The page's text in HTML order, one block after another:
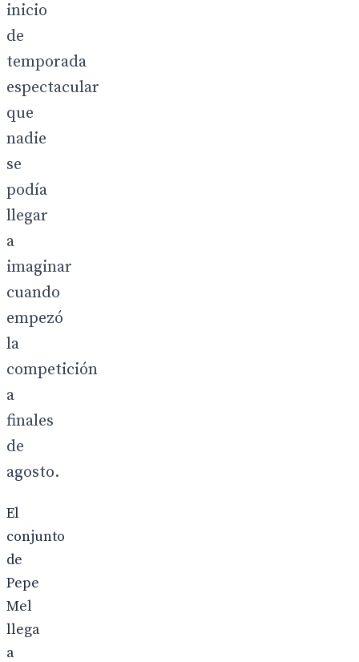
inicio
de
temporada
espectacular
que
nadie
se
podía
llegar
a
imaginar
cuando
empezó
la
competición
a
finales
de
agosto.
El
conjunto
de
Pepe
Mel
llega
a